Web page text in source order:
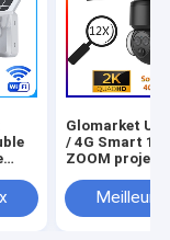
Glomarket
/ 4G Smart
ZOOM
caméra 6MP
caméra de
Meilleur